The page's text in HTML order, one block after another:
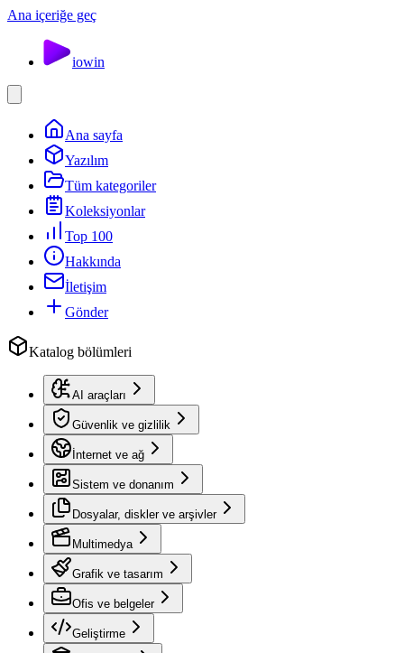
Ana içeriğe geç
iowin
Ana sayfa
Yazılım
Tüm kategoriler
Koleksiyonlar
Top 100
Hakkında
İletişim
Gönder
Katalog bölümleri
AI araçları
Güvenlik ve gizlilik
İnternet ve ağ
Sistem ve donanım
Dosyalar, diskler ve arşivler
Multimedya
Grafik ve tasarım
Ofis ve belgeler
Geliştirme